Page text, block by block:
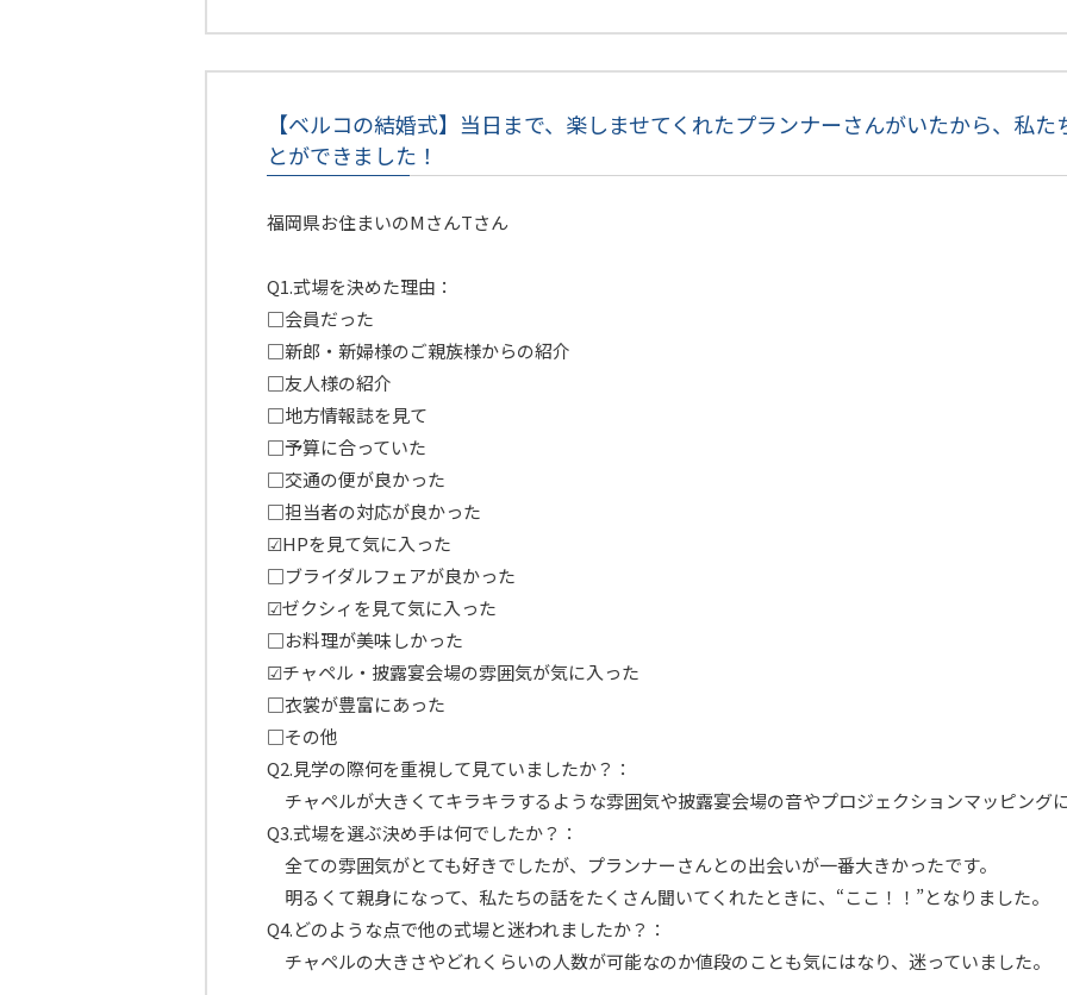
【ベルコの結婚式】当日まで、楽しませてくれたプランナーさんがいたから、私
とができました！
福岡県お住まいのMさんTさん
Q1.式場を決めた理由：
□会員だった
□新郎・新婦様のご親族様からの紹介
□友人様の紹介
□地方情報誌を見て
□予算に合っていた
□交通の便が良かった
□担当者の対応が良かった
☑HPを見て気に入った
□ブライダルフェアが良かった
☑ゼクシィを見て気に入った
□お料理が美味しかった
☑チャペル・披露宴会場の雰囲気が気に入った
□衣裳が豊富にあった
□その他
Q2.見学の際何を重視して見ていましたか？：
チャペルが大きくてキラキラするような雰囲気や披露宴会場の音やプロジェクションマッピング
Q3.式場を選ぶ決め手は何でしたか？：
全ての雰囲気がとても好きでしたが、プランナーさんとの出会いが一番大きかったです。
明るくて親身になって、私たちの話をたくさん聞いてくれたときに、“ここ！！”となりました。
Q4.どのような点で他の式場と迷われましたか？：
チャペルの大きさやどれくらいの人数が可能なのか値段のことも気にはなり、迷っていました。